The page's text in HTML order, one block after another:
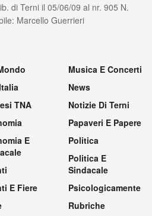
di Terni il 05/06/09 al nr. 905 N.
Marcello Guerrieri
TNA
E
E Fiere
Musica E Concerti
News
Notizie Di Terni
Papaveri E Papere
Politica
Politica E
Sindacale
Psicologicamente
Rubriche